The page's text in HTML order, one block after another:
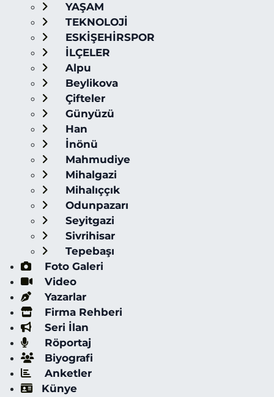
YAŞAM
TEKNOLOJİ
ESKİŞEHİRSPOR
İLÇELER
Alpu
Beylikova
Çifteler
Günyüzü
Han
İnönü
Mahmudiye
Mihalgazi
Mihalıççık
Odunpazarı
Seyitgazi
Sivrihisar
Tepebaşı
Foto Galeri
Video
Yazarlar
Firma Rehberi
Seri İlan
Röportaj
Biyografi
Anketler
Künye